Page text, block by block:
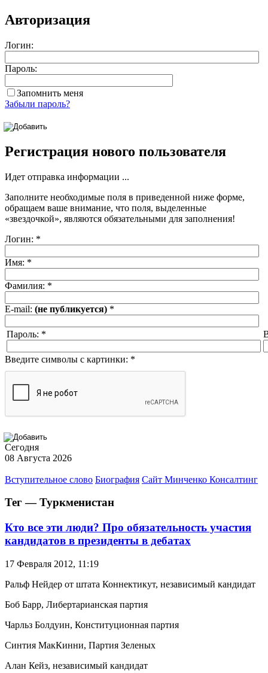
Авторизация
Логин:
Пароль:
Запомнить меня
Забыли пароль?
Регистрация нового пользователя
Идет отправка информации ...
Заполните необходимые поля в приведенной ниже форме,
обращаем ваше внимание, что поля, выделенные
«звездочкой», являются обязательными для заполнения!
Логин: *
Имя: *
Фамилия: *
E-mail: (не публикуется) *
Пароль: *
Введите символы с картинки: *
Сегодня
08 Августа 2026
Вступительное слово Биография Сайт Минченко Консалтинг
Тег — Туркменистан
Кто все эти люди? Про обязательность участия
кандидатов в президенты в дебатах
17 Февраля 2012, 11:19
Ральф Нейдер от штата Коннектикут, независимый кандидат
Боб Барр, Либертарианская партия
Чарльз Болдуин, Конституционная партия
Синтия МакКинни, Партия Зеленых
Алан Кейз, независимый кандидат